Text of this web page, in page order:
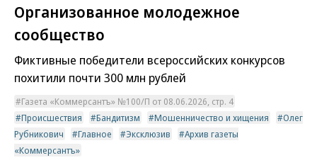
Организованное молодежное
сообщество
Фиктивные победители всероссийских конкурсов
похитили почти 300 млн рублей
Газета «Коммерсантъ» №100/П от 08.06.2026, стр. 4
Происшествия
Бандитизм Мошенничество и хищения
Олег
Рубникович
Главное Эксклюзив
Архив газеты
«Коммерсантъ»